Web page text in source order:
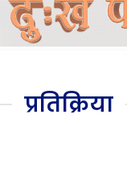
प्रतिक्रिया